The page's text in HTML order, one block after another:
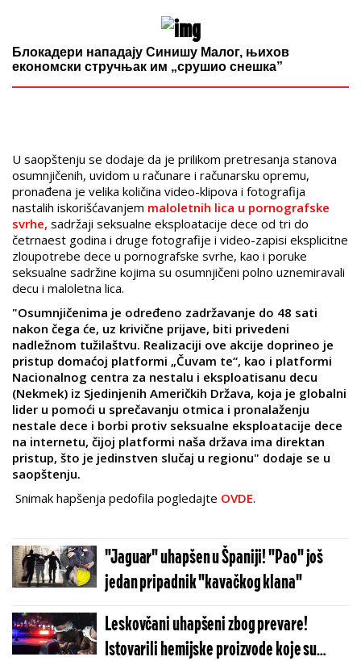
Блокадери нападају Синишу Малог, њихов
економски стручњак им „срушио снешка”
U saopštenju se dodaje da je prilikom pretresanja stanova
osumnjičenih, uvidom u računare i računarsku opremu,
pronađena je velika količina video-klipova i fotografija
nastalih iskorišćavanjem maloletnih lica u pornografske
svrhe, sadržaji seksualne eksploatacije dece od tri do
četrnaest godina i druge fotografije i video-zapisi eksplicitne
zloupotrebe dece u pornografske svrhe, kao i poruke
seksualne sadržine kojima su osumnjičeni polno uznemiravali
decu i maloletna lica.
"Osumnjičenima je određeno zadržavanje do 48 sati
nakon čega će, uz krivične prijave, biti privedeni
nadležnom tužilaštvu. Realizaciji ove akcije doprineo je
pristup domaćoj platformi „Čuvam te“, kao i platformi
Nacionalnog centra za nestalu i eksploatisanu decu
(Nekmek) iz Sjedinjenih Američkih Država, koja je globalni
lider u pomoći u sprečavanju otmica i pronalaženju
nestale dece i borbi protiv seksualne eksploatacije dece
na internetu, čijoj platformi naša država ima direktan
pristup, što je jedinstven slučaj u regionu" dodaje se u
saopštenju.
Snimak hapšenja pedofila pogledajte OVDE.
"Jaguar" uhapšen u Španiji! "Pao" još
jedan pripadnik "kavačkog klana"
Leskovčani uhapšeni zbog prevare!
Istovarili hemijske proizvode koje su